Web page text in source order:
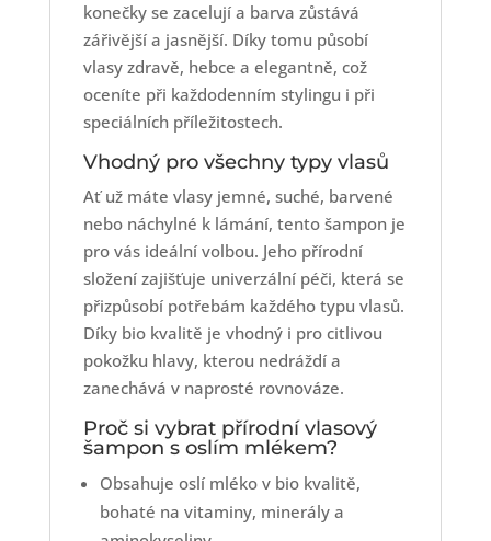
konečky se zacelují a barva zůstává
zářivější a jasnější. Díky tomu působí
vlasy zdravě, hebce a elegantně, což
oceníte při každodenním stylingu i při
speciálních příležitostech.
Vhodný pro všechny typy vlasů
Ať už máte vlasy jemné, suché, barvené
nebo náchylné k lámání, tento šampon je
pro vás ideální volbou. Jeho přírodní
složení zajišťuje univerzální péči, která se
přizpůsobí potřebám každého typu vlasů.
Díky bio kvalitě je vhodný i pro citlivou
pokožku hlavy, kterou nedráždí a
zanechává v naprosté rovnováze.
Proč si vybrat přírodní vlasový
šampon s oslím mlékem?
Obsahuje oslí mléko v bio kvalitě,
bohaté na vitaminy, minerály a